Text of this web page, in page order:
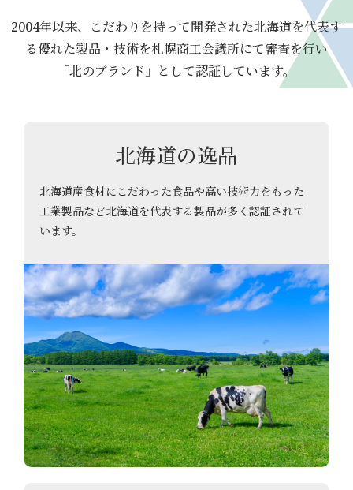
2004年以来、こだわりを持って開発された北海道を代表す
る優れた製品・技術を札幌商工会議所にて審査を行い
「北のブランド」として認証しています。
北海道の逸品
北海道産食材にこだわった食品や高い技術力をもった
工業製品など北海道を代表する製品が多く認証されて
います。